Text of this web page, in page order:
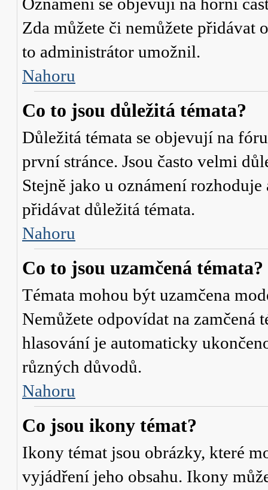
Zda můžete či nemůžete přidávat
to administrátor umožnil.
Nahoru
Co to jsou důležitá témata?
Důležitá témata se objevují na
první stránce. Jsou často velmi
Stejně jako u oznámení
přidávat důležitá témata.
Nahoru
Co to jsou uzamčená témata?
Témata mohou být uzamčena
Nemůžete odpovídat na zamčená
hlasování je automaticky
různých důvodů.
Nahoru
Co jsou ikony témat?
Ikony témat jsou obrázky, které
vyjádření jeho obsahu. Ikony